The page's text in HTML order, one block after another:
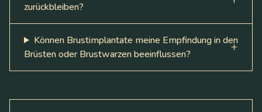
zurückbleiben?
Können Brustimplantate meine Empfindung in den
Brüsten oder Brustwarzen beeinflussen?